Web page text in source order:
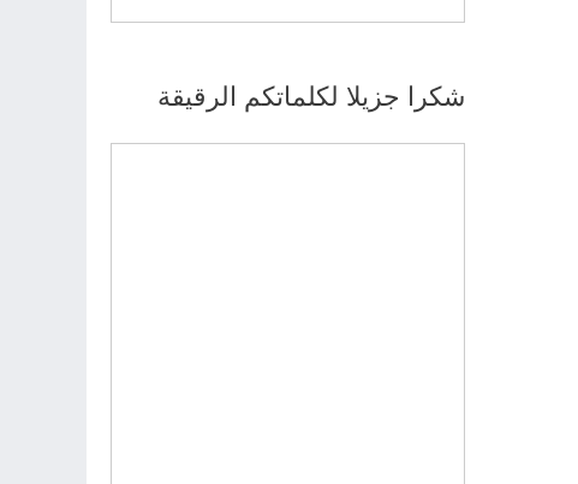
شكرا جزيلا لكلماتكم الرقيقة